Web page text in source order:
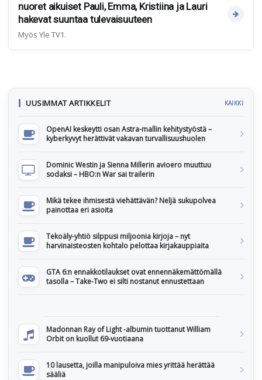
nuoret aikuiset Pauli, Emma, Kristiina ja Lauri
hakevat suuntaa tulevaisuuteen
Myös Yle TV1.
UUSIMMAT ARTIKKELIT KAIKKI
OpenAI keskeytti osan Astra-mallin kehitystyöstä –
kyberkyvyt herättivät vakavan turvallisuushuolen
Dominic Westin ja Sienna Millerin avioero muuttuu
sodaksi – HBO:n War sai trailerin
Mikä tekee ihmisestä viehättävän? Neljä sukupolvea
painottaa eri asioita
Tekoäly-yhtiö silppusi miljoonia kirjoja – nyt
harvinaisteosten kohtalo pelottaa kirjakauppiaita
GTA 6:n ennakkotilaukset ovat ennennäkemättömällä
tasolla – Take-Two ei silti nostanut ennustettaan
Madonnan Ray of Light -albumin tuottanut William
Orbit on kuollut 69-vuotiaana
10 lausetta, joilla manipuloiva mies yrittää herättää
sääliä